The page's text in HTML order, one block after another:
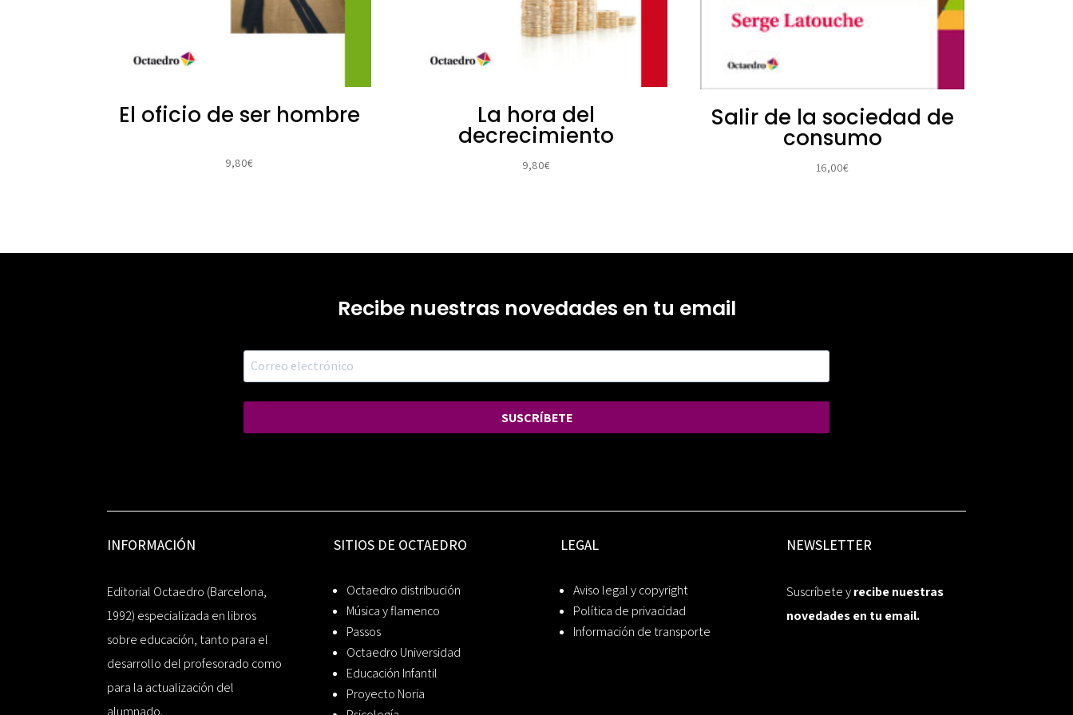
El oficio de ser hombre
9,80€
La hora del
decrecimiento
9,80€
Salir de la sociedad de
consumo
16,00€
Recibe nuestras novedades en tu email
SUSCRÍBETE
INFORMACIÓN
Editorial Octaedro (Barcelona,
1992) especializada en libros
sobre educación, tanto para el
desarrollo del profesorado como
para la actualización del
alumnado.
SITIOS DE OCTAEDRO
Octaedro distribución
Música y flamenco
Passos
Octaedro Universidad
Educación Infantil
Proyecto Noria
LEGAL
Aviso legal y copyright
Política de privacidad
Información de transporte
NEWSLETTER
Suscríbete yrecibe nuestras
novedades en tu email.